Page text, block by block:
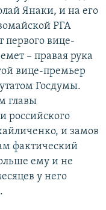
Янаки, и на его
РГА
первого вице-
– правая рука
вице-премьер
Госдумы.
главы
российского
и замов
фактический
ему и не
у него